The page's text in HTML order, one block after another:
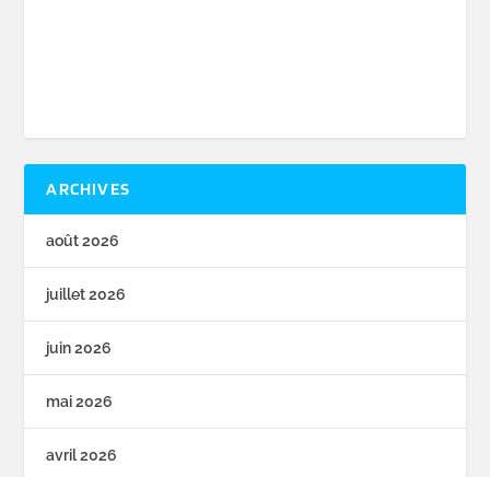
ARCHIVES
août 2026
juillet 2026
juin 2026
mai 2026
avril 2026